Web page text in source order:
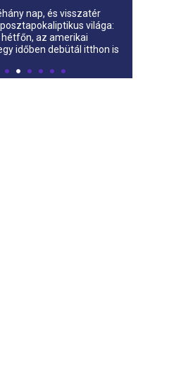
nap, és visszatér
világa:
az amerikai
időben debütál itthon is
évada.